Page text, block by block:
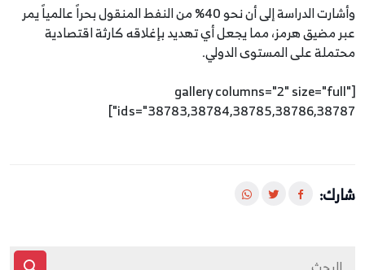
وأشارت الدراسة إلى أن نحو 40% من النفط المنقول بحراً عالمياً يمر
عبر مضيق هرمز، مما يجعل أي تهديد بإغلاقه كارثة اقتصادية
محتملة على المستوى الدولي.
[gallery columns="2" size="full"
ids="38783,38784,38785,38786,38787"]
شارك: